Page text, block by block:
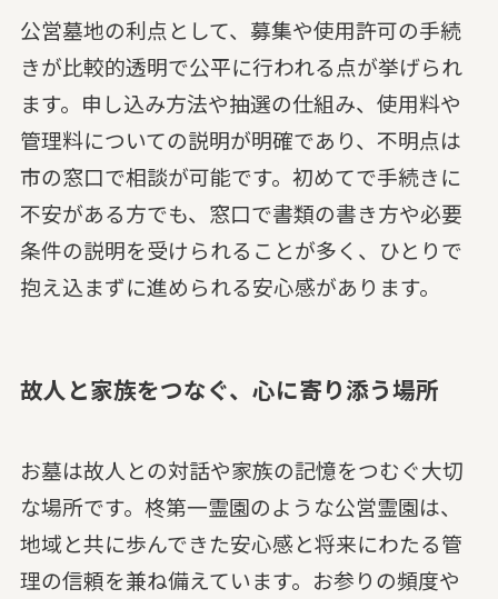
公営墓地の利点として、募集や使用許可の手続
きが比較的透明で公平に行われる点が挙げられ
ます。申し込み方法や抽選の仕組み、使用料や
管理料についての説明が明確であり、不明点は
市の窓口で相談が可能です。初めてで手続きに
不安がある方でも、窓口で書類の書き方や必要
条件の説明を受けられることが多く、ひとりで
抱え込まずに進められる安心感があります。
故人と家族をつなぐ、心に寄り添う場所
お墓は故人との対話や家族の記憶をつむぐ大切
な場所です。柊第一霊園のような公営霊園は、
地域と共に歩んできた安心感と将来にわたる管
理の信頼を兼ね備えています。お参りの頻度や